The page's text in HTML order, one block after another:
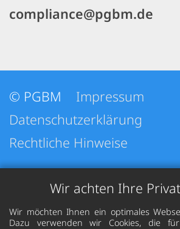
Wir achten Ihre
Wir möchten Ihnen ein optimales
Dazu verwenden wir Cookies, die
compliance@pgbm.de
© PGBM
Impressum
Datenschutzerklärung
Rechtliche Hinweise